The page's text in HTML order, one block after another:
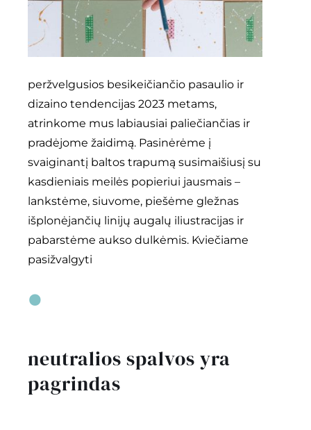
peržvelgusios besikeičiančio pasaulio ir
dizaino tendencijas 2023 metams,
atrinkome mus labiausiai paliečiančias ir
pradėjome žaidimą. Pasinėrėme į
svaiginantį baltos trapumą susimaišiusį su
kasdieniais meilės popieriui jausmais –
lankstėme, siuvome, piešėme gležnas
išplonėjančių linijų augalų iliustracijas ir
pabarstėme aukso dulkėmis. Kviečiame
pasižvalgyti
•
neutralios spalvos yra
pagrindas